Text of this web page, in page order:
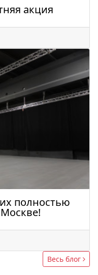
акция
полностью
Весь блог